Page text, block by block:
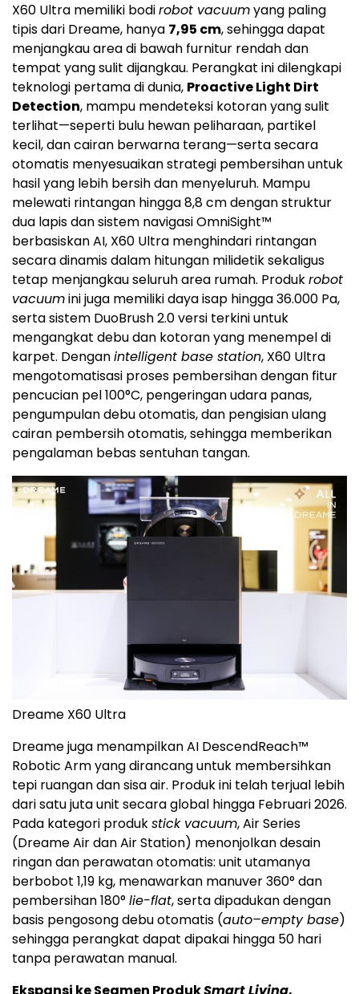
X60 Ultra memiliki bodirobot vacuumyang paling
tipis dari Dreame, hanya 7,95 cm, sehingga dapat
menjangkau area di bawah furnitur rendah dan
tempat yang sulit dijangkau. Perangkat ini dilengkapi
teknologi pertama di dunia, Proactive Light Dirt
Detection, mampu mendeteksi kotoran yang sulit
terlihat—seperti bulu hewan peliharaan, partikel
kecil, dan cairan berwarna terang—serta secara
otomatis menyesuaikan strategi pembersihan untuk
hasil yang lebih bersih dan menyeluruh. Mampu
melewati rintangan hingga 8,8 cm dengan struktur
dua lapis dan sistem navigasi OmniSight™
berbasiskan AI, X60 Ultra menghindari rintangan
secara dinamis dalam hitungan milidetik sekaligus
tetap menjangkau seluruh area rumah. Produkrobot
vacuumini juga memiliki daya isap hingga 36.000 Pa,
serta sistem DuoBrush 2.0 versi terkini untuk
mengangkat debu dan kotoran yang menempel di
karpet. Denganintelligent base station, X60 Ultra
mengotomatisasi proses pembersihan dengan fitur
pencucian pel 100°C, pengeringan udara panas,
pengumpulan debu otomatis, dan pengisian ulang
cairan pembersih otomatis, sehingga memberikan
pengalaman bebas sentuhan tangan.
Dreame X60 Ultra
Dreame juga menampilkan AI DescendReach™
Robotic Arm yang dirancang untuk membersihkan
tepi ruangan dan sisa air. Produk ini telah terjual lebih
dari satu juta unit secara global hingga Februari 2026.
Pada kategori produkstick vacuum, Air Series
(Dreame Air dan Air Station) menonjolkan desain
ringan dan perawatan otomatis: unit utamanya
berbobot 1,19 kg, menawarkan manuver 360° dan
pembersihan 180°lie-flat, serta dipadukan dengan
basis pengosong debu otomatis (auto–empty base)
sehingga perangkat dapat dipakai hingga 50 hari
tanpa perawatan manual.